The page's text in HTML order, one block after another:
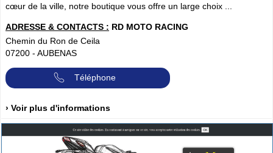
cœur de la ville, notre boutique vous offre un large choix ...
ADRESSE & CONTACTS : RD MOTO RACING
Chemin du Ron de Ceila
07200 - AUBENAS
Téléphone
› Voir plus d'informations